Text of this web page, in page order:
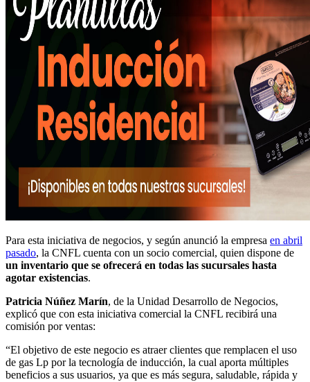
Para esta iniciativa de negocios, y según anunció la empresa en abril
pasado, la CNFL cuenta con un socio comercial, quien dispone de
un inventario que se ofrecerá en todas las sucursales hasta
agotar existencias.
Patricia Núñez Marín, de la Unidad Desarrollo de Negocios,
explicó que con esta iniciativa comercial la CNFL recibirá una
comisión por ventas:
“El objetivo de este negocio es atraer clientes que remplacen el uso
de gas Lp por la tecnología de inducción, la cual aporta múltiples
beneficios a sus usuarios, ya que es más segura, saludable, rápida y